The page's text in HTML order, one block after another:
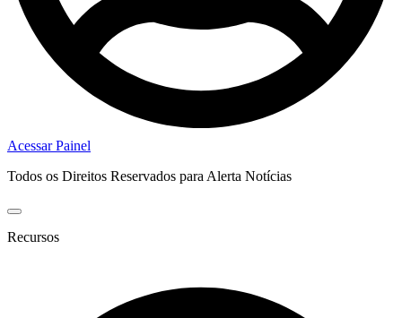
Acessar Painel
Todos os Direitos Reservados para Alerta Notícias
Recursos